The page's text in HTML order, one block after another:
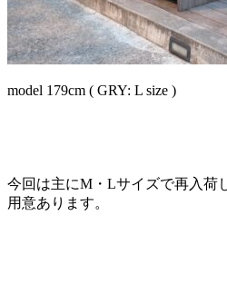
model 179cm ( GRY: L size )
今回は主にM・Lサイズで再入荷
用意あります。